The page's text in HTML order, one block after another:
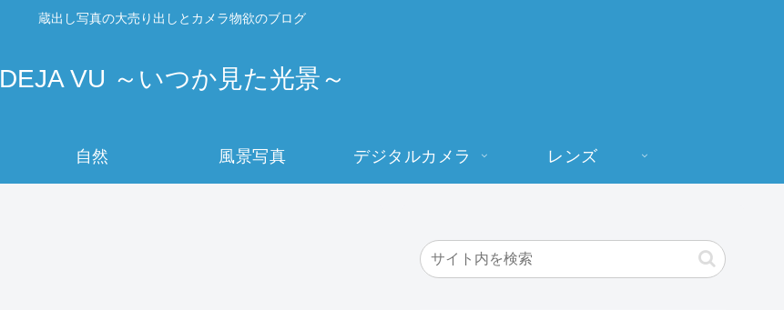
蔵出し写真の大売り出しとカメラ物欲のブログ
DEJA VU ～いつか見た光景～
自然 風景写真 デジタルカメラ レンズ